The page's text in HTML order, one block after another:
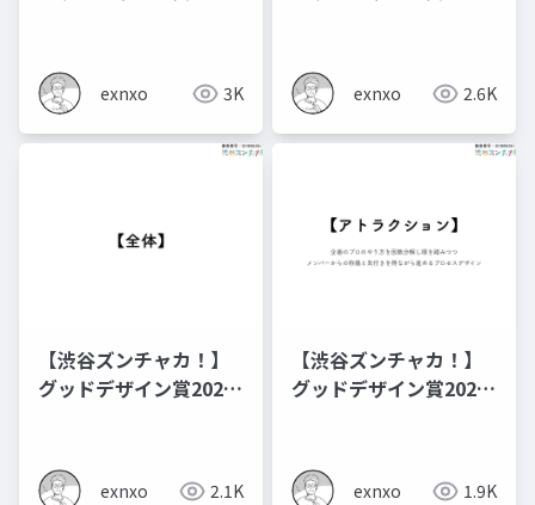
exnxo 3K exnxo 2.6K
【渋谷ズンチャカ！】
グッドデザイン賞2024
exnxo 2.1K
【渋谷ズンチャカ！】
グッドデザイン賞2024
exnxo 1.9K